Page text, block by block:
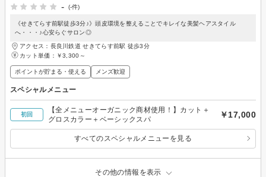
-
(-件)
《せきてらす前駅徒歩3分♪》頭皮環境を整えることでキレイな美髪ヘアスタイル
へ・・・♪心安らぐサロン◎
アクセス：長良川鉄道 せきてらす前駅 徒歩3分
カット単価： ￥3,300～
ポイントが貯まる・使える メンズ歓迎
スペシャルメニュー
初回
【全メニューオーガニック商材使用！】カット＋
グロスカラー＋ベーシックスパ
￥17,000
すべてのスペシャルメニューを見る
その他の情報を表示